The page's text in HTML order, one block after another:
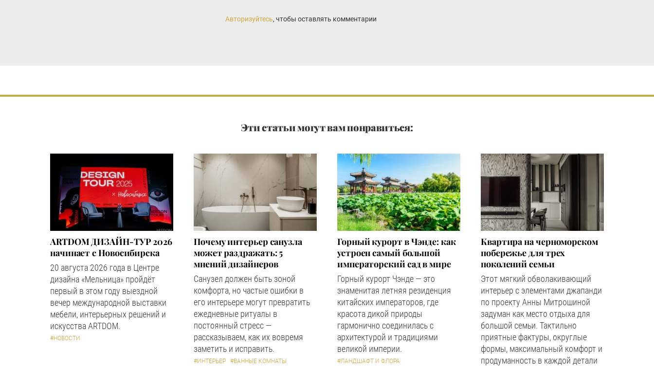
Авторизуйтесь, чтобы оставлять комментарии
Эти статьи могут вам понравиться:
ARTDOM ДИЗАЙН-ТУР 2026
начинает с Новосибирска
20 августа 2026 года в Центре
дизайна «Мельница» пройдёт
первый в этом году выездной
вечер международной выставки
мебели, интерьерных решений и
искусства ARTDOM.
#НОВОСТИ
Почему интерьер санузла
может раздражать: 5
мнений дизайнеров
Санузел должен быть зоной
комфорта, но частые ошибки в
его интерьере могут превратить
ежедневные ритуалы в
постоянный стресс —
рассказываем, как их вовремя
заметить и исправить.
#ИНТЕРЬЕР #ВАННЫЕ КОМНАТЫ
Горный курорт в Чэнде: как
устроен самый большой
императорский сад в мире
Горный курорт Чэнде — это
знаменитая летняя резиденция
китайских императоров, где
красота дикой природы
гармонично соединилась с
архитектурой и традициями
великой империи.
#ЛАНДШАФТ И ФЛОРА
Квартира на черноморском
побережье для трех
поколений семьи
Этот мягкий обволакивающий
интерьер с элементами джапанди
по проекту Анны Митрошиной
задуман как место отдыха для
большой семьи. Тактильно
приятные фактуры, округлые
формы, максимальный комфорт и
продуманность в каждой детали